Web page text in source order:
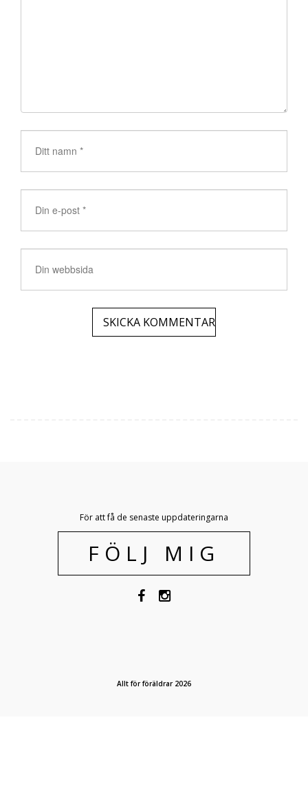
För att få de senaste uppdateringarna
FÖLJ MIG
Allt för föräldrar 2026